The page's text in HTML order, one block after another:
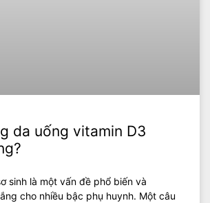
da uống vitamin D3
sinh là một vấn đề phổ biến và
cho nhiều bậc phụ huynh. Một câu